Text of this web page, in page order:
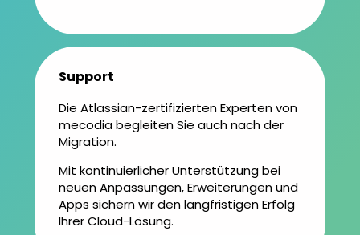
Support
Die Atlassian-zertifizierten Experten von
mecodia begleiten Sie auch nach der
Migration.
Mit kontinuierlicher Unterstützung bei
neuen Anpassungen, Erweiterungen und
Apps sichern wir den langfristigen Erfolg
Ihrer Cloud-Lösung.